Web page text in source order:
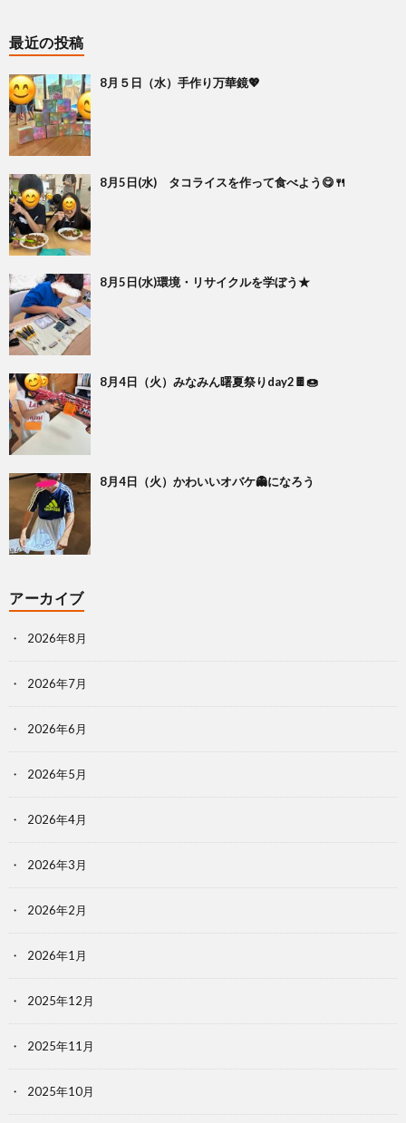
最近の投稿
8月５日（水）手作り万華鏡💖
8月5日(水) タコライスを作って食べよう😋🍴
8月5日(水)環境・リサイクルを学ぼう★
8月4日（火）みなみん曙夏祭りday2🍫🍩
8月4日（火）かわいいオバケ👻になろう
アーカイブ
2026年8月
2026年7月
2026年6月
2026年5月
2026年4月
2026年3月
2026年2月
2026年1月
2025年12月
2025年11月
2025年10月